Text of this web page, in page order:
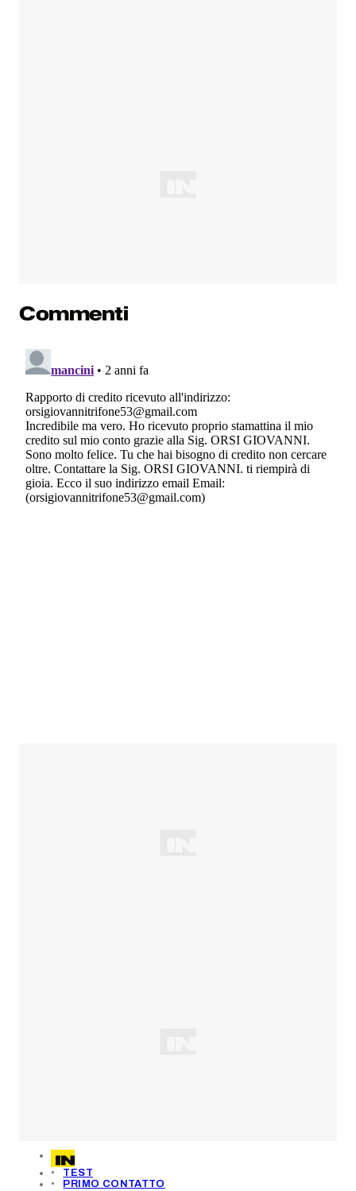
Commenti
TEST
PRIMO CONTATTO